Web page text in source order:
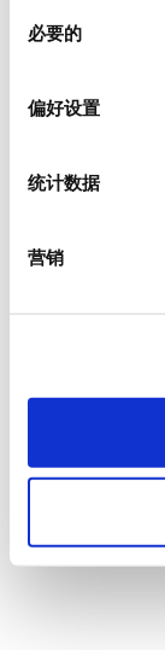
必要的
偏好设置
统计数据
营销